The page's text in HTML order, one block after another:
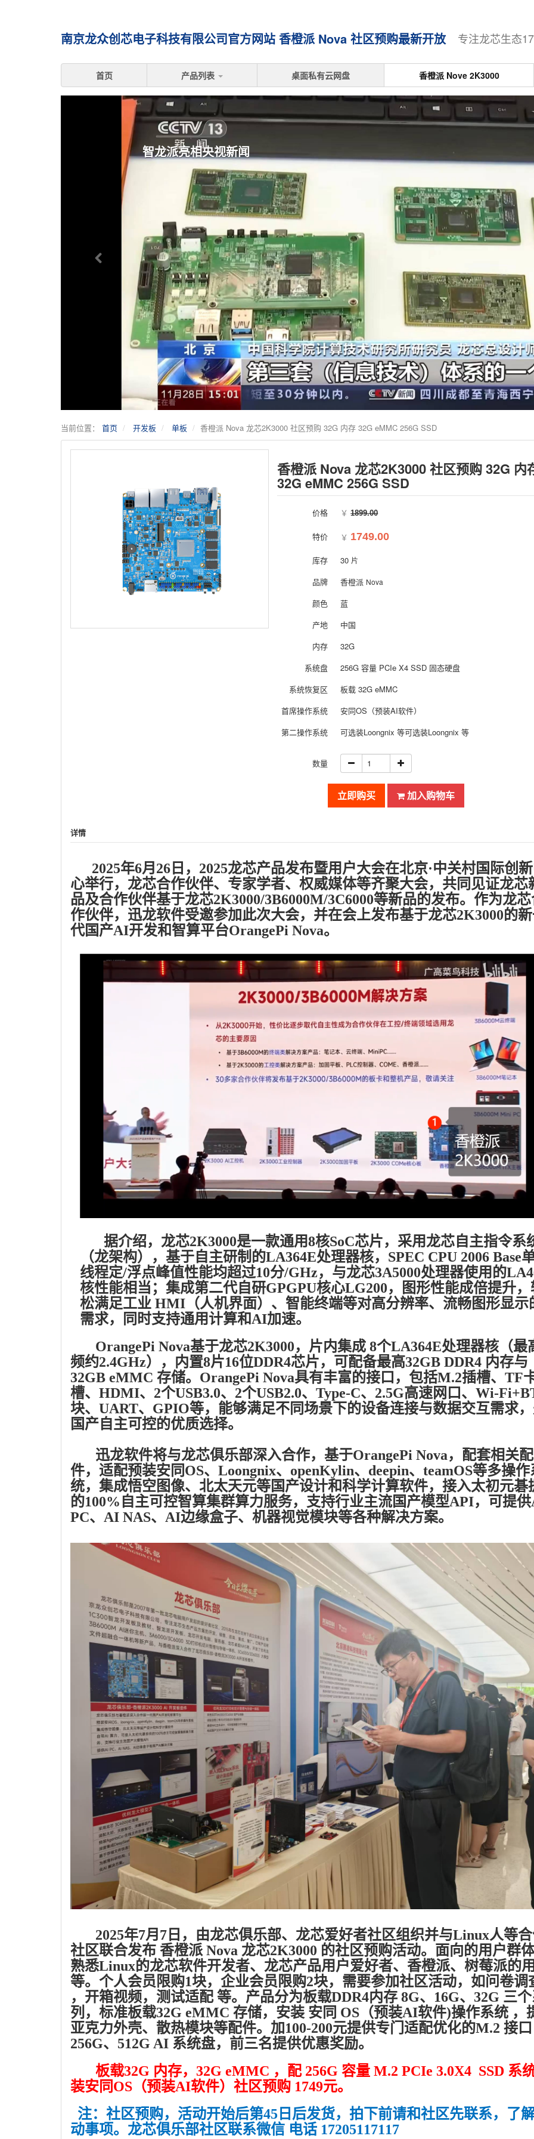
南京龙众创芯电子科技有限公司官方网站 香橙派 Nova 社区预购最新开放 专注龙芯生态
首页 产品列表 桌面私有云网盘 香橙派 Nove 2K3000
智龙派亮相央视新闻
当前位置： 首页 开发板 单板 香橙派 Nova 龙芯2K3000 社区预购 32G 内存 32G eMMC 256G SSD
香橙派 Nova 龙芯2K3000 社区预购 32G 内
32G eMMC 256G SSD
价格 ￥ 1899.00
特价 ￥ 1749.00
库存 30 片
品牌 香橙派 Nova
颜色
蓝
产地
中国
内存
32G
系统盘
256G 容量 PCIe X4 SSD 固态硬盘
系统恢复区
板载 32G eMMC
首席操作系统
安同OS（预装AI软件）
第二操作系统
可选装Loongnix 等可选装Loongnix 等
数量
立即购买 加入购物车
详情
2025年6月26日，2025龙芯产品发布暨用户大会在北京·中关村国际创
心举行，龙芯合作伙伴、专家学者、权威媒体等齐聚大会，共同见证龙芯
品及合作伙伴基于龙芯2K3000/3B6000M/3C6000等新品的发布。作为龙
作伙伴，迅龙软件受邀参加此次大会，并在会上发布基于龙芯2K3000的
代国产AI开发和智算平台OrangePi Nova。
据介绍，龙芯2K3000是一款通用8核SoC芯片，采用龙芯自主指令系
（龙架构），基于自主研制的LA364E处理器核，SPEC CPU 2006 Base
线程定/浮点峰值性能均超过10分/GHz，与龙芯3A5000处理器使用的
核性能相当；集成第二代自研GPGPU核心LG200，图形性能成倍提升，
松满足工业 HMI（人机界面）、智能终端等对高分辨率、流畅图形显示
需求，同时支持通用计算和AI加速。
OrangePi Nova基于龙芯2K3000，片内集成 8个LA364E处理器核（最
频约2.4GHz），内置8片16位DDR4芯片，可配备最高32GB DDR4 内存与
32GB eMMC 存储。OrangePi Nova具有丰富的接口，包括M.2插槽、TF
槽、HDMI、2个USB3.0、2个USB2.0、Type-C、2.5G高速网口、Wi-
块、UART、GPIO等，能够满足不同场景下的设备连接与数据交互需求
国产自主可控的优质选择。
迅龙软件将与龙芯俱乐部深入合作，基于OrangePi Nova，配套相关配
件，适配预装安同OS、Loongnix、openKylin、deepin、teamOS等多操作
统，集成悟空图像、北太天元等国产设计和科学计算软件，接入太初元碁
的100%自主可控智算集群算力服务，支持行业主流国产模型API，可提
PC、AI NAS、AI边缘盒子、机器视觉模块等各种解决方案。
2025年7月7日，由龙芯俱乐部、龙芯爱好者社区组织并与Linux人等
社区联合发布 香橙派 Nova 龙芯2K3000 的社区预购活动。面向的用户群
熟悉Linux的龙芯软件开发者、龙芯产品用户爱好者、香橙派、树莓派的
等。个人会员限购1块，企业会员限购2块，需要参加社区活动，如问卷调
，开箱视频，测试适配 等。产品分为板载DDR4内存 8G、16G、32G 三
列，标准板载32G eMMC 存储，安装 安同 OS（预装AI软件)操作系统 ，
亚克力外壳、散热模块等配件。加100-200元提供专门适配优化的M.2 接口
256G、512G AI 系统盘，前三名提供优惠奖励。
板载32G 内存，32G eMMC ，配 256G 容量 M.2 PCIe 3.0X4 SSD 系
装安同OS（预装AI软件）社区预购 1749元。
注：社区预购，活动开始后第45日后发货，拍下前请和社区先联系，了
动事项。龙芯俱乐部社区联系微信 电话 17205117117